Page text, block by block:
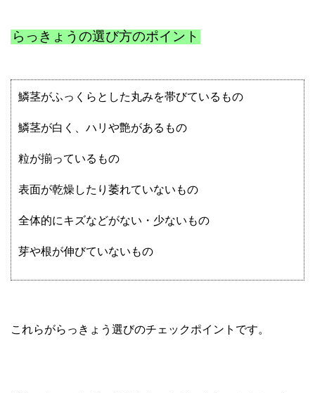
らっきょうの選び方のポイント
鱗茎がふっくらとした丸みを帯びているもの
鱗茎が白く、ハリや艶があるもの
粒が揃っているもの
表面が乾燥したり萎れていないもの
全体的にキズなどがない・少ないもの
芽や根が伸びていないもの
これらがらっきょう選びのチェックポイントです。